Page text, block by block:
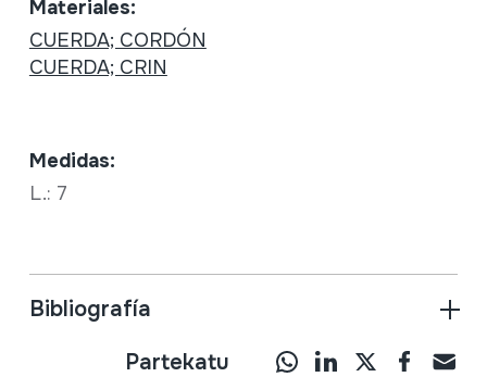
Materiales:
CUERDA; CORDÓN
CUERDA; CRIN
Medidas:
L.: 7
Bibliografía
Partekatu